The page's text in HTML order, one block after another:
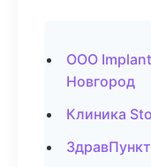
ООО
Новгород
Клиника